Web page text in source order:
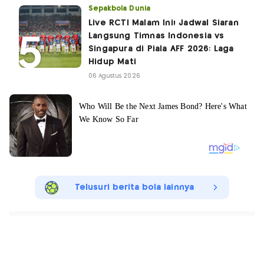
Sepakbola Dunia
Live RCTI Malam Ini! Jadwal Siaran
Langsung Timnas Indonesia vs
Singapura di Piala AFF 2026: Laga
Hidup Mati
06 Agustus 2026
Telusuri berita bola lainnya